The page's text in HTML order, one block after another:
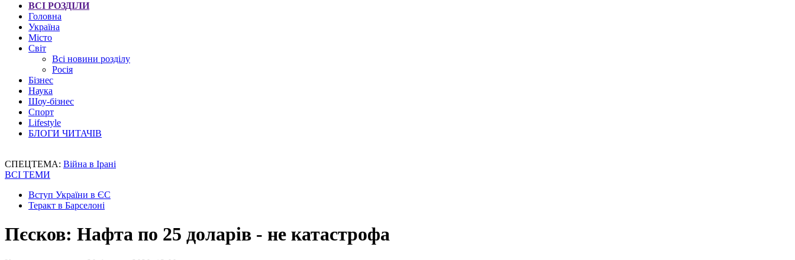
ВСІ РОЗДІЛИ
Головна
Україна
Місто
Світ
Всі новини розділу
Росія
Бізнес
Наука
Шоу-бізнес
Спорт
Lifestyle
БЛОГИ ЧИТАЧІВ
СПЕЦТЕМА: Війна в Ірані
ВСІ ТЕМИ
Вступ України в ЄС
Теракт в Барселоні
Пєсков: Нафта по 25 доларів - не катастрофа